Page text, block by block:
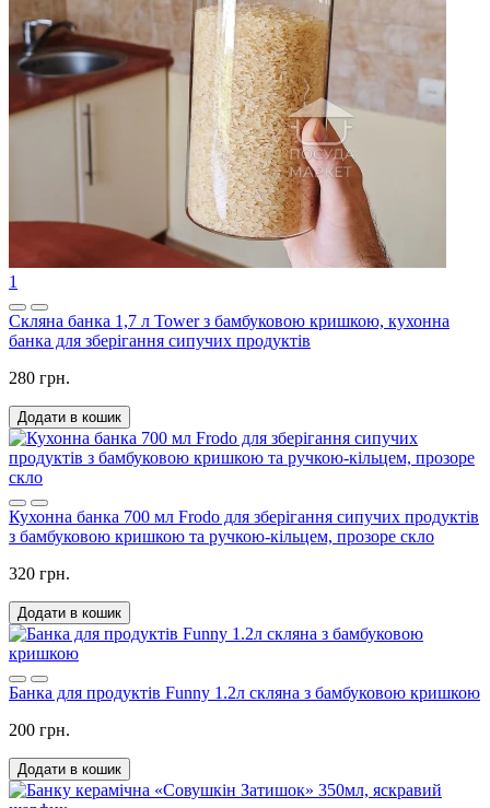
1
Скляна банка 1,7 л Tower з бамбуковою кришкою, кухонна
банка для зберігання сипучих продуктів
280 грн.
Додати в кошик
Кухонна банка 700 мл Frodo для зберігання сипучих продуктів
з бамбуковою кришкою та ручкою-кільцем, прозоре скло
320 грн.
Додати в кошик
Банка для продуктів Funny 1.2л скляна з бамбуковою кришкою
200 грн.
Додати в кошик